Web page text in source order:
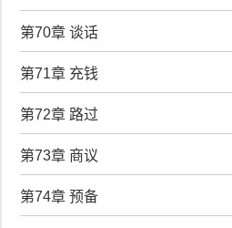
第70章 谈话
第71章 充钱
第72章 路过
第73章 商议
第74章 预备